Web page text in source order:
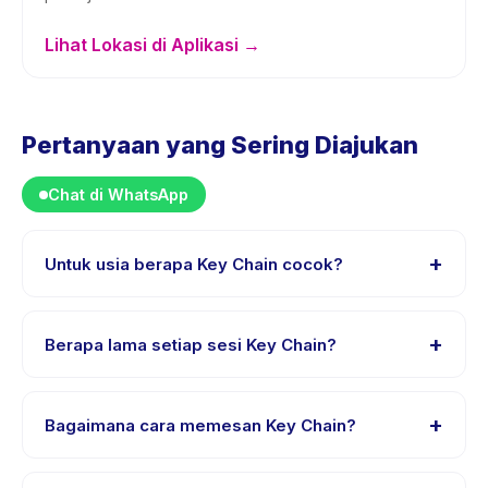
Lihat Lokasi di Aplikasi →
Pertanyaan yang Sering Diajukan
Chat di WhatsApp
Untuk usia berapa Key Chain cocok? +
Instruktur menyesuaikan program untuk berbagai
tingkat kemampuan dalam rentang usia ini sehingga
Berapa lama setiap sesi Key Chain? +
aktivitas untuk waktu pasti.
Bagaimana cara memesan Key Chain? +